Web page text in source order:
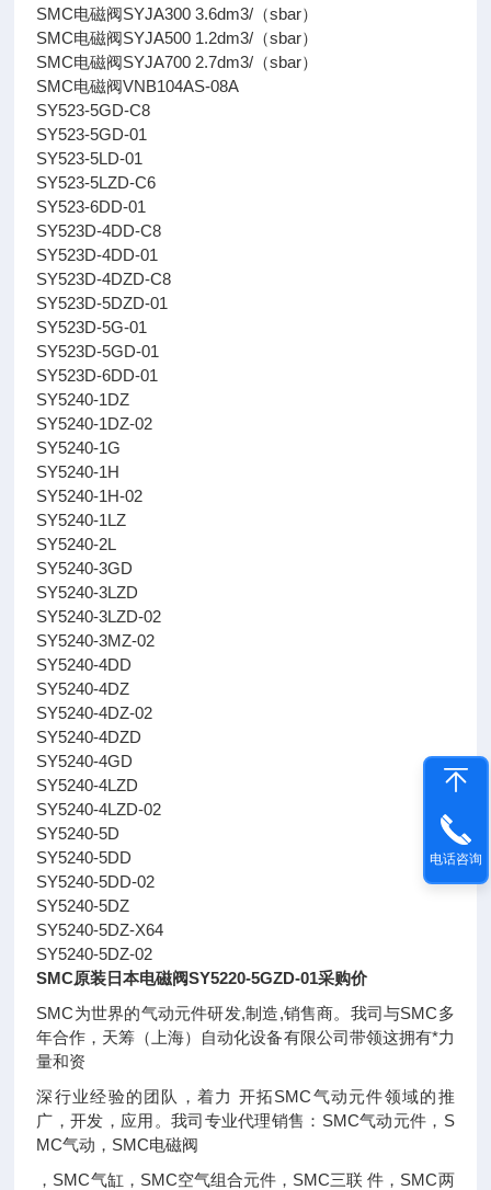
SMC电磁阀SYJA300 3.6dm3/（sbar）
SMC电磁阀SYJA500 1.2dm3/（sbar）
SMC电磁阀SYJA700 2.7dm3/（sbar）
SMC电磁阀VNB104AS-08A
SY523-5GD-C8
SY523-5GD-01
SY523-5LD-01
SY523-5LZD-C6
SY523-6DD-01
SY523D-4DD-C8
SY523D-4DD-01
SY523D-4DZD-C8
SY523D-5DZD-01
SY523D-5G-01
SY523D-5GD-01
SY523D-6DD-01
SY5240-1DZ
SY5240-1DZ-02
SY5240-1G
SY5240-1H
SY5240-1H-02
SY5240-1LZ
SY5240-2L
SY5240-3GD
SY5240-3LZD
SY5240-3LZD-02
SY5240-3MZ-02
SY5240-4DD
SY5240-4DZ
SY5240-4DZ-02
SY5240-4DZD
SY5240-4GD
SY5240-4LZD
SY5240-4LZD-02
SY5240-5D
SY5240-5DD
SY5240-5DD-02
SY5240-5DZ
SY5240-5DZ-X64
SY5240-5DZ-02
SMC原装日本电磁阀SY5220-5GZD-01采购价
SMC为世界的气动元件研发,制造,销售商。我司与SMC多
年合作，天筹（上海）自动化设备有限公司带领这拥有*力
量和资
深行业经验的团队，着力 开拓SMC气动元件领域的推
广，开发，应用。我司专业代理销售：SMC气动元件，S
MC气动，SMC电磁阀
，SMC气缸，SMC空气组合元件，SMC三联 件，SMC两
电话咨询